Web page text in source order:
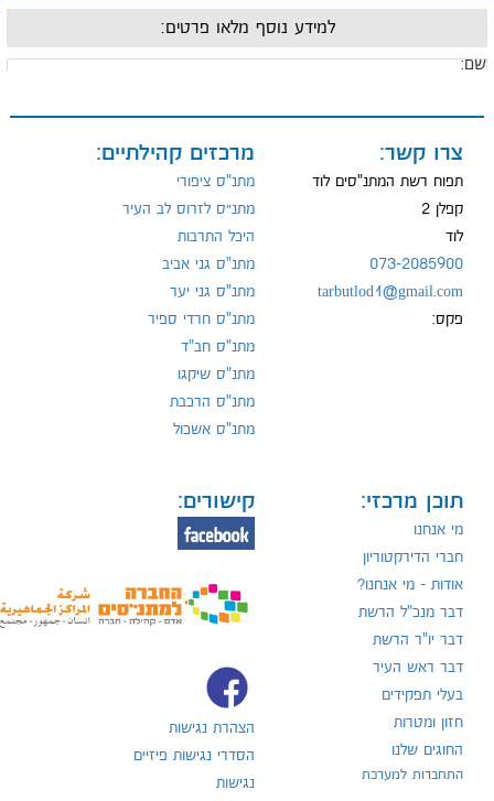
למידע נוסף מלאו פרטים:
צרו קשר:
תפוח רשת המתנ"סים לוד
קפלן 2
לוד
073-2085900
tarbutlod1@gmail.com
פקס:
מרכזים קהילתיים:
מתנ"ס ציפורי
מתנ״ס לזרוס לב העיר
היכל התרבות
מתנ"ס גני אביב
מתנ"ס גני יער
מתנ"ס חרדי ספיר
מתנ"ס חב"ד
מתנ"ס שיקגו
מתנ"ס הרכבת
מתנ"ס אשכול
תוכן מרכזי:
מי אנחנו
חברי הדירקטוריון
אודות - מי אנחנו?
דבר מנכ"ל הרשת
דבר יו"ר הרשת
דבר ראש העיר
בעלי תפקידים
חזון ומטרות
החוגים שלנו
התחברות למערכת
קישורים:
הצהרת נגישות
הסדרי נגישות פיזיים
נגישות